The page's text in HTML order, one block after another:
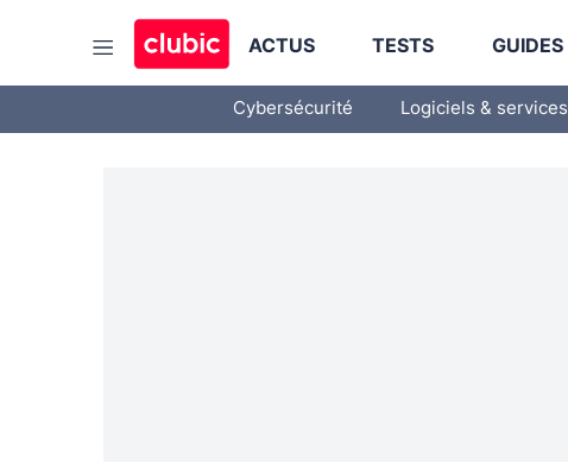
ACTUS TESTS GUIDES
Cybersécurité Logiciels & services